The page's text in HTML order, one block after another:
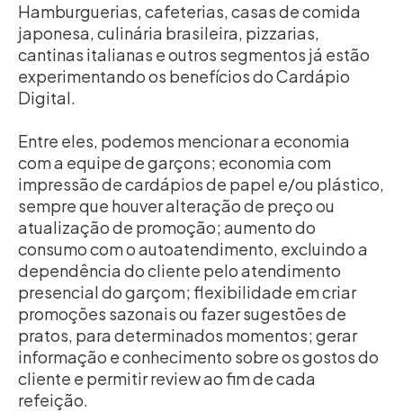
Hamburguerias, cafeterias, casas de comida
japonesa, culinária brasileira, pizzarias,
cantinas italianas e outros segmentos já estão
experimentando os benefícios do Cardápio
Digital.
Entre eles, podemos mencionar a economia
com a equipe de garçons; economia com
impressão de cardápios de papel e/ou plástico,
sempre que houver alteração de preço ou
atualização de promoção; aumento do
consumo com o autoatendimento, excluindo a
dependência do cliente pelo atendimento
presencial do garçom; flexibilidade em criar
promoções sazonais ou fazer sugestões de
pratos, para determinados momentos; gerar
informação e conhecimento sobre os gostos do
cliente e permitir review ao fim de cada
refeição.